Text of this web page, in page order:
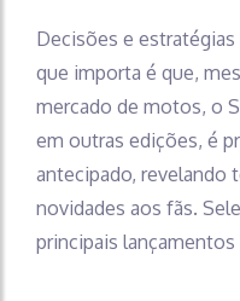
Decisões e
que importa é que,
mercado de motos, o
em outras edições, é
antecipado, revelando
novidades aos fãs.
principais lançamentos